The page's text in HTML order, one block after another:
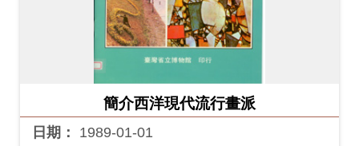
簡介西洋現代流行畫派
日期：
1989-01-01